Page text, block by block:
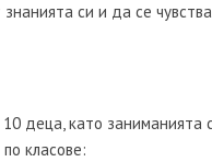
си и да се
10 деца, като заниманията
класове: